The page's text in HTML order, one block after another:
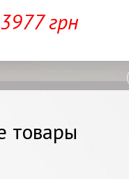
3977 грн
товары